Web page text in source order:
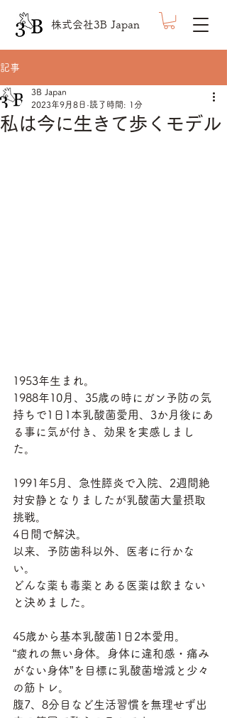
株式会社3B Japan
記事
私は今に生きて歩くモデル
3B Japan
2023年9月8日 読了時間: 1分
1953年生まれ。
1988年10月、35歳の時にガン予防の気
持ちで1日1本乳酸菌愛用、3か月後にあ
る事に気が付き、効果を実感しまし
た。
1991年5月、急性膵炎で入院、2週間絶
対安静となりましたが乳酸菌大量摂取
挑戦。
4日間で解決。
以来、予防歯科以外、医者に行かな
い。
どんな薬も毒薬とある医薬は飲まない
と決めました。
45歳から基本乳酸菌1日2本愛用。
“疲れの無い身体。身体に違和感・痛み
がない身体”を目標に乳酸菌増減と少々
の筋トレ。
腹7、8分目など生活習慣を無理せず出